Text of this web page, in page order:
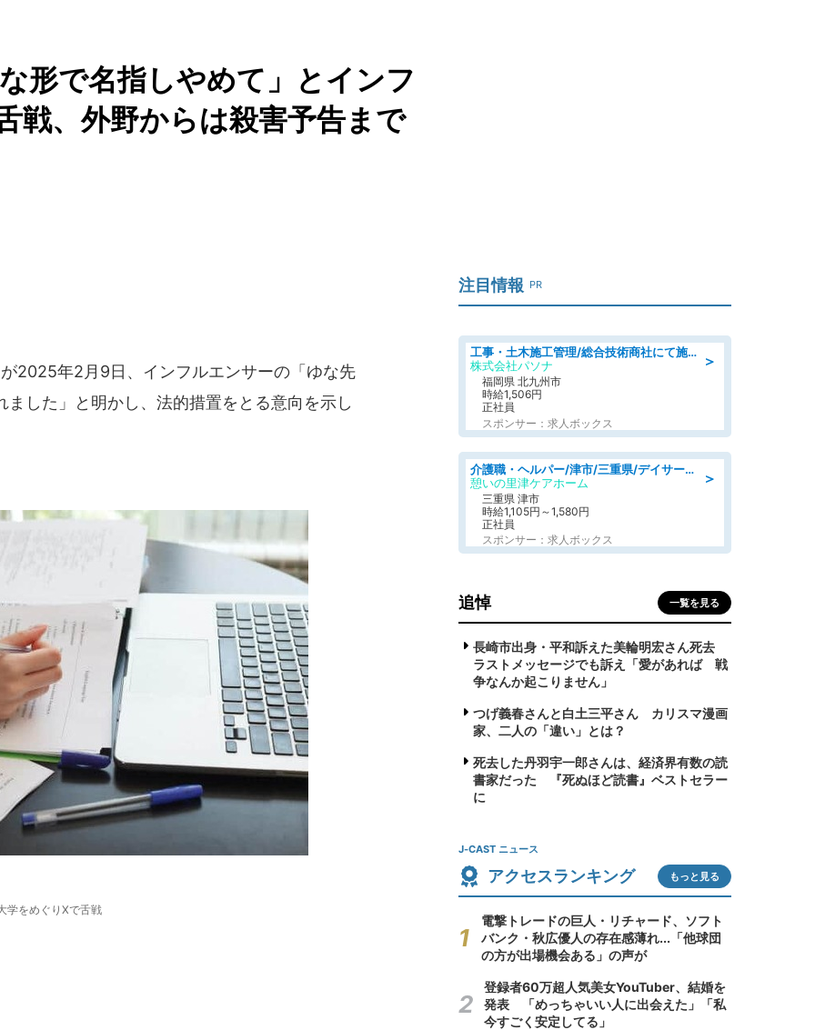
形で名指しやめて」とインフ
、外野からは殺害予告まで
2025年2月9日、インフルエンサーの「ゆな先
した」と明かし、法的措置をとる意向を示し
学をめぐりXで舌戦
注目情報 PR
＞
工事・土木施工管理/総合技術商社にて施工管理のお仕事/即日勤務可/車通勤可/工事・土木施工管理/生産・品質管理
株式会社パソナ
福岡県 北九州市
時給1,506円
正社員
スポンサー：求人ボックス
＞
介護職・ヘルパー/津市/三重県/デイサービス/近鉄名古屋線
憩いの里津ケアホーム
三重県 津市
時給1,105円～1,580円
正社員
スポンサー：求人ボックス
追悼 一覧を見る
長崎市出身・平和訴えた美輪明宏さん死去
ラストメッセージでも訴え「愛があれば 戦
争なんか起こりません」
つげ義春さんと白土三平さん カリスマ漫画
家、二人の「違い」とは？
死去した丹羽宇一郎さんは、経済界有数の読
書家だった 『死ぬほど読書』ベストセラー
に
J-CAST ニュース
アクセスランキング もっと見る
電撃トレードの巨人・リチャード、ソフト
バンク・秋広優人の存在感薄れ...「他球団
の方が出場機会ある」の声が
登録者60万超人気美女YouTuber、結婚を
発表 「めっちゃいい人に出会えた」「私
今すごく安定してる」